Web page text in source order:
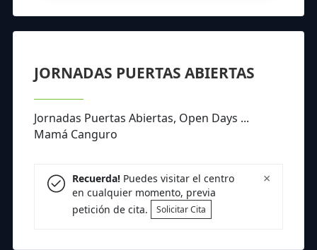
JORNADAS PUERTAS ABIERTAS
Jornadas Puertas Abiertas, Open Days ...
Mamá Canguro
×
Recuerda!Puedes visitar el centro
en cualquier momento, previa
petición de cita.
Solicitar Cita